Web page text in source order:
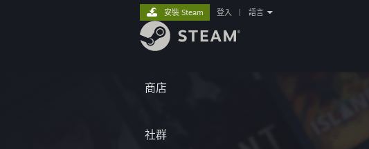
商店
社群
安裝 Steam 登入 語言